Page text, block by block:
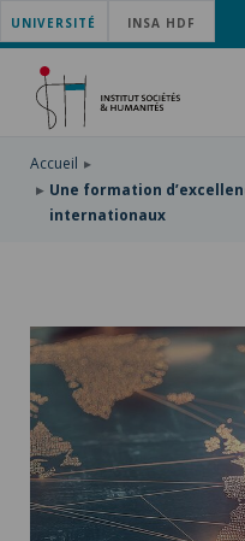
ACCÉDER
AU
MENU
PRINCIPAL
ALLER
AU
CONTENU
PRINCIPAL
ACCÉDER
RECHERCHE
UNIVERSITÉ INSA HDF
Accueil
Une formation
internationaux